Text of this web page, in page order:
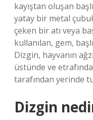
kayıştan oluşan
yatay bir metal
çeken bir atı veya
kullanılan, gem,
Dizgin, hayvanın
üstünde ve
tarafından yerinde
Dizgin